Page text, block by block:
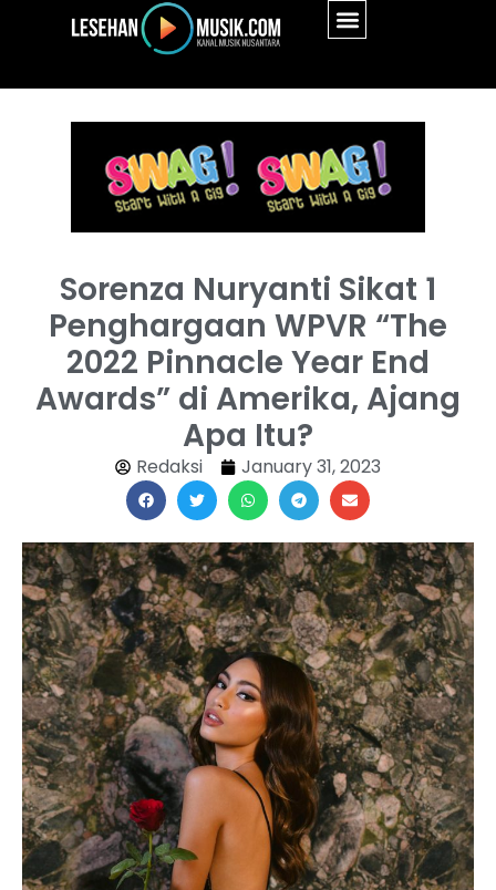
Sorenza Nuryanti Sikat 1
Penghargaan WPVR “The
2022 Pinnacle Year End
Awards” di Amerika, Ajang
Apa Itu?
Redaksi January 31, 2023